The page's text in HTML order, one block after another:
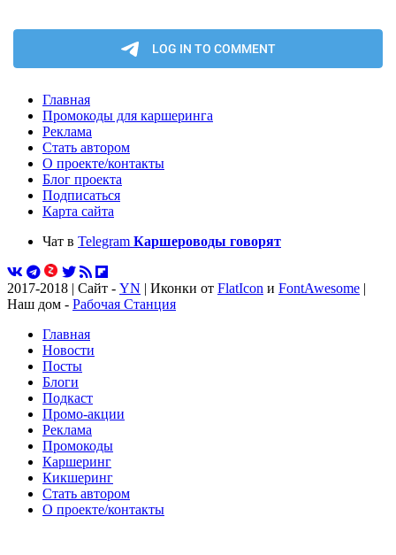
Главная
Промокоды для каршеринга
Реклама
Стать автором
О проекте/контакты
Блог проекта
Подписаться
Карта сайта
Чат в Telegram Каршероводы говорят
2017-2018 | Сайт - YN | Иконки от FlatIcon и FontAwesome |
Наш дом - Рабочая Станция
Главная
Новости
Посты
Блоги
Подкаст
Промо-акции
Реклама
Промокоды
Каршеринг
Кикшеринг
Стать автором
О проекте/контакты